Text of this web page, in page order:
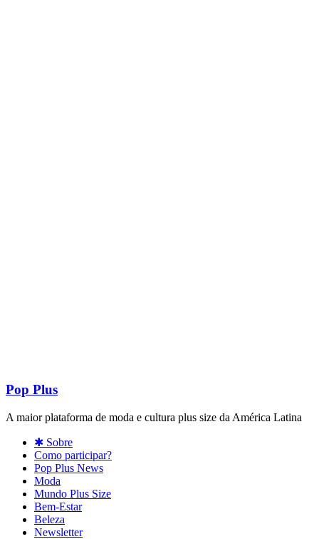
Pop Plus
A maior plataforma de moda e cultura plus size da América Latina
✱ Sobre
Como participar?
Pop Plus News
Moda
Mundo Plus Size
Bem-Estar
Beleza
Newsletter